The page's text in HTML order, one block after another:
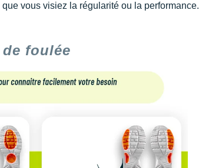
vous visiez la régularité ou la performance.
foulée